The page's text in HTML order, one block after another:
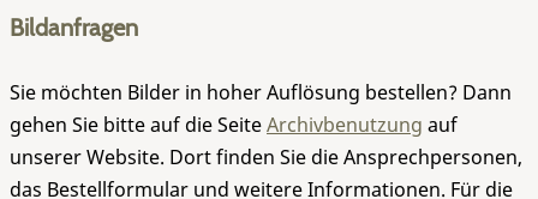
Bildanfragen
Sie möchten Bilder in hoher Auflösung bestellen? Dann
gehen Sie bitte auf die SeiteArchivbenutzung auf
unserer Website. Dort finden Sie die Ansprechpersonen,
das Bestellformular und weitere Informationen. Für die